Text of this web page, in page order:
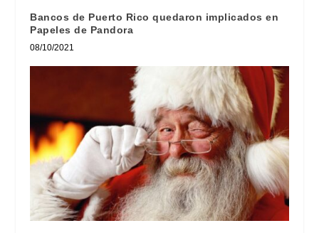
Bancos de Puerto Rico quedaron implicados en
Papeles de Pandora
08/10/2021